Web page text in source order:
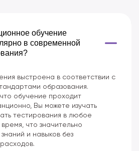
обучение
в современной
выстроена в соответствии с
образования.
обучение проходит
Вы можете изучать
тестирования в любое
что значительно
и навыков без